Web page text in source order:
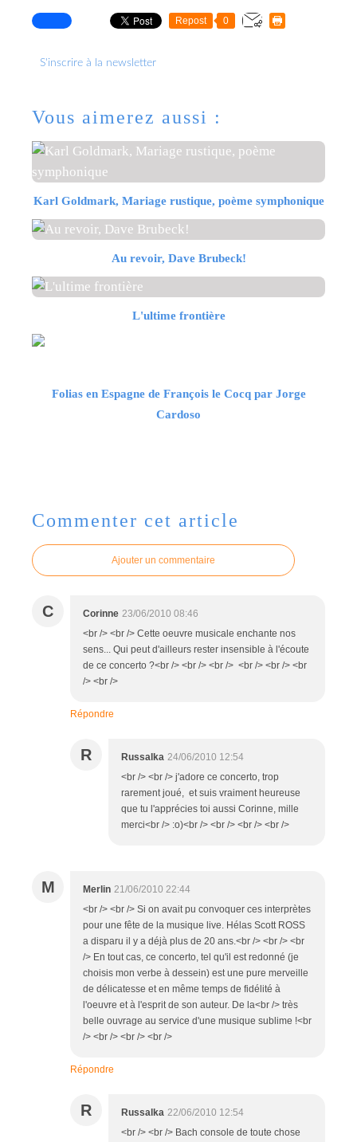
Repost 0
S'inscrire à la newsletter
Vous aimerez aussi :
Karl Goldmark, Mariage rustique, poème symphonique
Au revoir, Dave Brubeck!
L'ultime frontière
Folias en Espagne de François le Cocq par Jorge
Cardoso
Commenter cet article
Ajouter un commentaire
C Corinne 23/06/2010 08:46
<br /> <br /> Cette oeuvre musicale enchante nos
sens... Qui peut d'ailleurs rester insensible à l'écoute
de ce concerto ?<br /> <br /> <br /> <br /> <br /> <br
/> <br />
Répondre
R Russalka 24/06/2010 12:54
<br /> <br /> j'adore ce concerto, trop
rarement joué, et suis vraiment heureuse
que tu l'apprécies toi aussi Corinne, mille
merci<br /> :o)<br /> <br /> <br /> <br />
M Merlin 21/06/2010 22:44
<br /> <br /> Si on avait pu convoquer ces interprètes
pour une fête de la musique live. Hélas Scott ROSS
a disparu il y a déjà plus de 20 ans.<br /> <br /> <br
/> En tout cas, ce concerto, tel qu'il est redonné (je
choisis mon verbe à dessein) est une pure merveille
de délicatesse et en même temps de fidélité à
l'oeuvre et à l'esprit de son auteur. De la<br /> très
belle ouvrage au service d'une musique sublime !<br
/> <br /> <br /> <br />
Répondre
R Russalka 22/06/2010 12:54
<br /> <br /> Bach console de toute chose